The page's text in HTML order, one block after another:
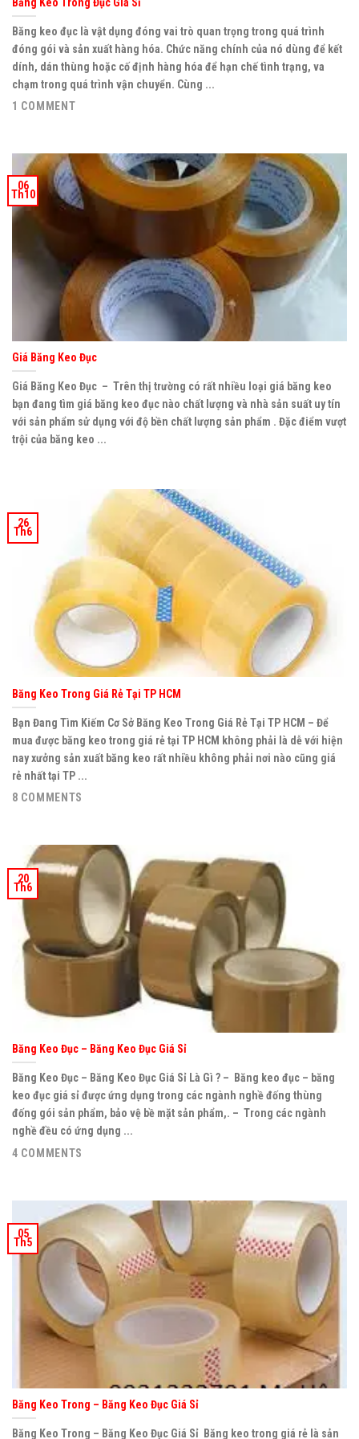
Băng keo đục là vật dụng đóng vai trò quan trọng trong quá trình
đóng gói và sản xuất hàng hóa. Chức năng chính của nó dùng để kết
dính, dán thùng hoặc cố định hàng hóa để hạn chế tình trạng, va
chạm trong quá trình vận chuyển. Cùng ...
1 COMMENT
Giá Băng Keo Đục
Giá Băng Keo Đục – Trên thị trường có rất nhiều loại giá băng keo
bạn đang tìm giá băng keo đục nào chất lượng và nhà sản suất uy tín
với sản phẩm sử dụng với độ bền chất lượng sản phẩm . Đặc điểm vượt
trội của băng keo ...
06
Th10
Băng Keo Trong Giá Rẻ Tại TP HCM
Bạn Đang Tìm Kiếm Cơ Sở Băng Keo Trong Giá Rẻ Tại TP HCM – Để
mua được băng keo trong giá rẻ tại TP HCM không phải là dễ với hiện
nay xưởng sản xuất băng keo rất nhiều không phải nơi nào cũng giá
rẻ nhất tại TP ...
8 COMMENTS
26
Th6
Băng Keo Đục – Băng Keo Đục Giá Sỉ
Băng Keo Đục – Băng Keo Đục Giá Sỉ Là Gì ? – Băng keo đục – băng
keo đục giá sỉ được ứng dụng trong các ngành nghề đống thùng
đống gói sản phẩm, bảo vệ bề mặt sản phẩm,. – Trong các ngành
nghề đều có ứng dụng ...
4 COMMENTS
20
Th6
Băng Keo Trong – Băng Keo Đục Giá Sỉ
Băng Keo Trong – Băng Keo Đục Giá Sỉ Băng keo trong giá rẻ là sản
05
Th5